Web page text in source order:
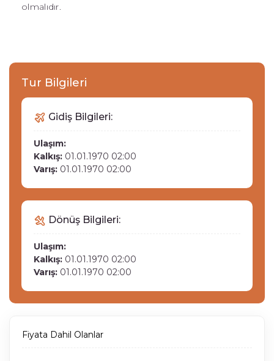
olmalıdır.
Tur Bilgileri
Gidiş Bilgileri:
Ulaşım:
Kalkış: 01.01.1970 02:00
Varış: 01.01.1970 02:00
Dönüş Bilgileri:
Ulaşım:
Kalkış: 01.01.1970 02:00
Varış: 01.01.1970 02:00
Fiyata Dahil Olanlar